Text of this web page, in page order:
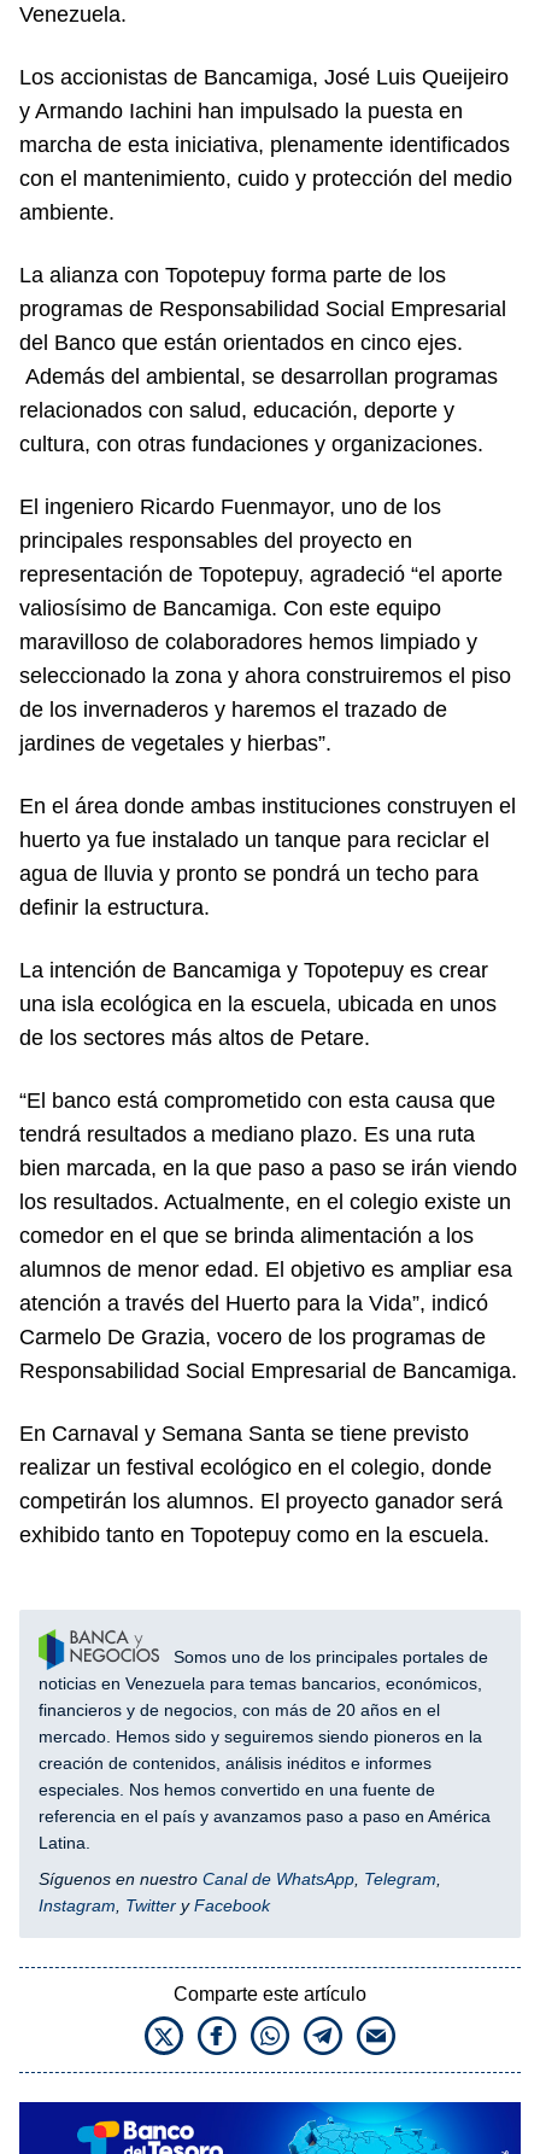
Venezuela.
Los accionistas de Bancamiga, José Luis Queijeiro
y Armando Iachini han impulsado la puesta en
marcha de esta iniciativa, plenamente identificados
con el mantenimiento, cuido y protección del medio
ambiente.
La alianza con Topotepuy forma parte de los
programas de Responsabilidad Social Empresarial
del Banco que están orientados en cinco ejes.
Además del ambiental, se desarrollan programas
relacionados con salud, educación, deporte y
cultura, con otras fundaciones y organizaciones.
El ingeniero Ricardo Fuenmayor, uno de los
principales responsables del proyecto en
representación de Topotepuy, agradeció “el aporte
valiosísimo de Bancamiga. Con este equipo
maravilloso de colaboradores hemos limpiado y
seleccionado la zona y ahora construiremos el piso
de los invernaderos y haremos el trazado de
jardines de vegetales y hierbas”.
En el área donde ambas instituciones construyen el
huerto ya fue instalado un tanque para reciclar el
agua de lluvia y pronto se pondrá un techo para
definir la estructura.
La intención de Bancamiga y Topotepuy es crear
una isla ecológica en la escuela, ubicada en unos
de los sectores más altos de Petare.
“El banco está comprometido con esta causa que
tendrá resultados a mediano plazo. Es una ruta
bien marcada, en la que paso a paso se irán viendo
los resultados. Actualmente, en el colegio existe un
comedor en el que se brinda alimentación a los
alumnos de menor edad. El objetivo es ampliar esa
atención a través del Huerto para la Vida”, indicó
Carmelo De Grazia, vocero de los programas de
Responsabilidad Social Empresarial de Bancamiga.
En Carnaval y Semana Santa se tiene previsto
realizar un festival ecológico en el colegio, donde
competirán los alumnos. El proyecto ganador será
exhibido tanto en Topotepuy como en la escuela.
Somos uno de los principales portales de
noticias en Venezuela para temas bancarios, económicos,
financieros y de negocios, con más de 20 años en el
mercado. Hemos sido y seguiremos siendo pioneros en la
creación de contenidos, análisis inéditos e informes
especiales. Nos hemos convertido en una fuente de
referencia en el país y avanzamos paso a paso en América
Latina.
Síguenos en nuestro Canal de WhatsApp Telegram
Instagram
Twitter yFacebook
Comparte este artículo